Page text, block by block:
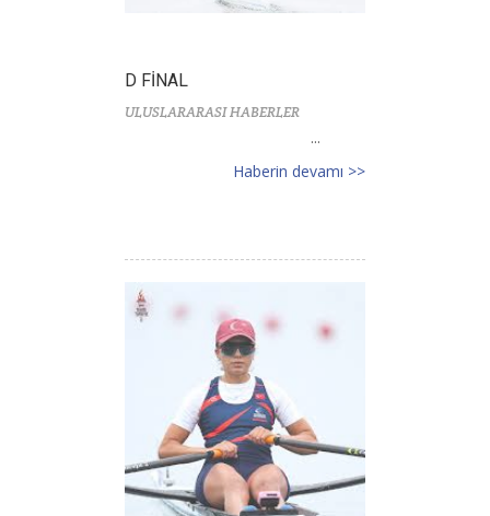
D FİNAL
ULUSLARARASI HABERLER
...
Haberin devamı >>